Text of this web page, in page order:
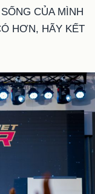
CỦA MÌNH
HƠN, HÃY KẾT